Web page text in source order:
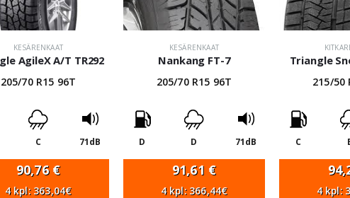
KESÄRENKAAT
AgileX A/T TR292
205/70 R15 96T
C 71dB
90,76 €
4 kpl: 363,04€
KESÄRENKAAT
Nankang FT-7
205/70 R15 96T
D D 71dB
91,61 €
4 kpl: 366,44€
Triangle
215/50
C
4 kpl: